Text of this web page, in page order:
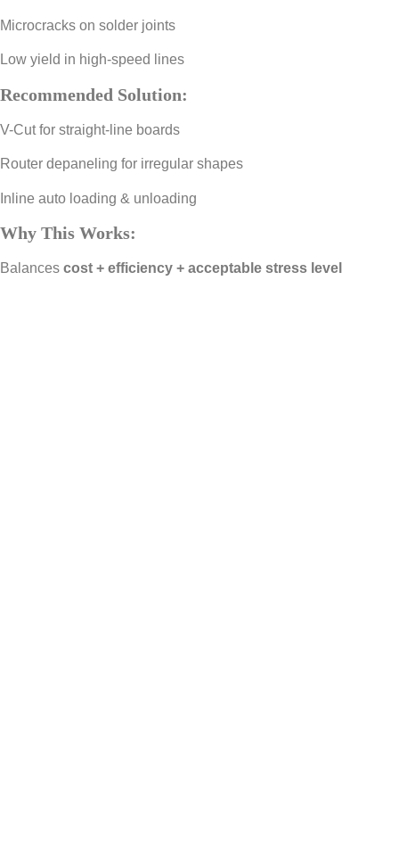
Microcracks on solder joints
Low yield in high-speed lines
Recommended Solution:
V-Cut for straight-line boards
Router depaneling for irregular shapes
Inline auto loading & unloading
Why This Works:
Balances cost + efficiency + acceptable stress level